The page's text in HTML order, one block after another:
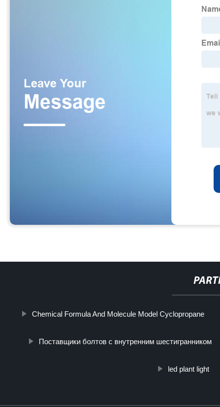
Chemical Formula And Molecule Model Cyclopropane
Поставщики болтов с внутренним шестигранником
led plant light